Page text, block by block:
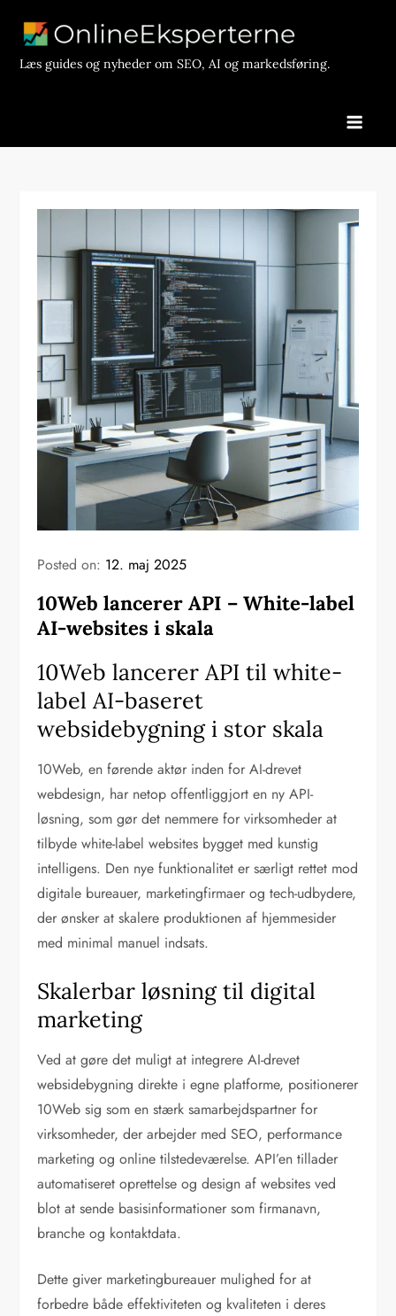
contentLæs guides og nyheder om SEO, AI og markedsføring.
Posted on: 12. maj 2025
10Web lancerer API – White-label
AI-websites i skala
10Web lancerer API til white-
label AI-baseret
websidebygning i stor skala
10Web, en førende aktør inden for AI-drevet
webdesign, har netop offentliggjort en ny API-
løsning, som gør det nemmere for virksomheder at
tilbyde white-label websites bygget med kunstig
intelligens. Den nye funktionalitet er særligt rettet mod
digitale bureauer, marketingfirmaer og tech-udbydere,
der ønsker at skalere produktionen af hjemmesider
med minimal manuel indsats.
Skalerbar løsning til digital
marketing
Ved at gøre det muligt at integrere AI-drevet
websidebygning direkte i egne platforme, positionerer
10Web sig som en stærk samarbejdspartner for
virksomheder, der arbejder med SEO, performance
marketing og online tilstedeværelse. API’en tillader
automatiseret oprettelse og design af websites ved
blot at sende basisinformationer som firmanavn,
branche og kontaktdata.
Dette giver marketingbureauer mulighed for at
forbedre både effektiviteten og kvaliteten i deres